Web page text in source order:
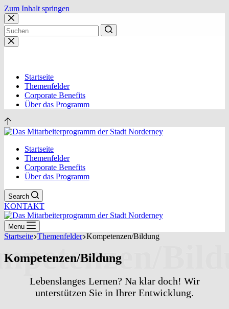
Zum Inhalt springen
Keine
Ergebnisse
Startseite
Themenfelder
Corporate Benefits
Über das Programm
Startseite
Themenfelder
Corporate Benefits
Über das Programm
Search
KONTAKT
Menu
Startseite Themenfelder Kompetenzen/Bildung
Kompetenzen/Bildung
Lebenslanges Lernen? Na klar doch! Wir
unterstützen Sie in Ihrer Entwicklung.